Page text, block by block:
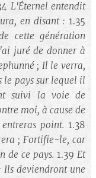
L'Éternel entendit
en disant : 1.35
cette génération
juré de donner à
; Il le verra,
le pays sur lequel il
suivi la voie de
moi, à cause de
point. 1.38
; Fortifie-le, car
de ce pays. 1.39Et
Ils deviendront une